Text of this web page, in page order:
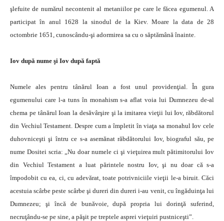
şlefuite de numărul necontenit al metaniilor pe care le făcea egumenul. A
participat în anul 1628 la sinodul de la Kiev. Moare la data de 28
octombrie 1651, cunoscându-şi adormirea sa cu o săptămână înainte.
Iov după nume şi Iov după faptă
Numele ales pentru tânărul Ioan a fost unul providenţial. În gura
egumenului care l-a tuns în monahism s-a aflat voia lui Dumnezeu de-al
chema pe tânărul Ioan la desăvârşire şi la imitarea vieţii lui Iov, răbdătorul
din Vechiul Testament. Despre cum a împletit în viaţa sa monahul Iov cele
duhovniceşti şi întru ce s-a asemănat răbdătorului Iov, biograful său, pe
nume Dositei scria: „Nu doar numele ci şi vieţuirea mult pătimitorului Iov
din Vechiul Testament a luat părintele nostru Iov, şi nu doar că s-a
împodobit cu ea, ci, cu adevărat, toate potrivniciile vieţii le-a biruit. Căci
acestuia scârbe peste scârbe şi dureri din dureri i-au venit, cu îngăduinţa lui
Dumnezeu; şi încă de bunăvoie, după propria lui dorinţă suferind,
necruţându-se pe sine, a păşit pe treptele asprei vieţuiri pustniceşti”.